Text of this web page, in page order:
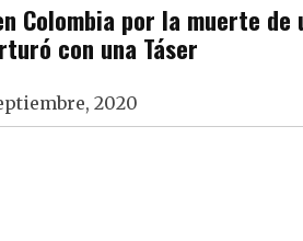
Colombia por la muerte de
con una Táser
2020